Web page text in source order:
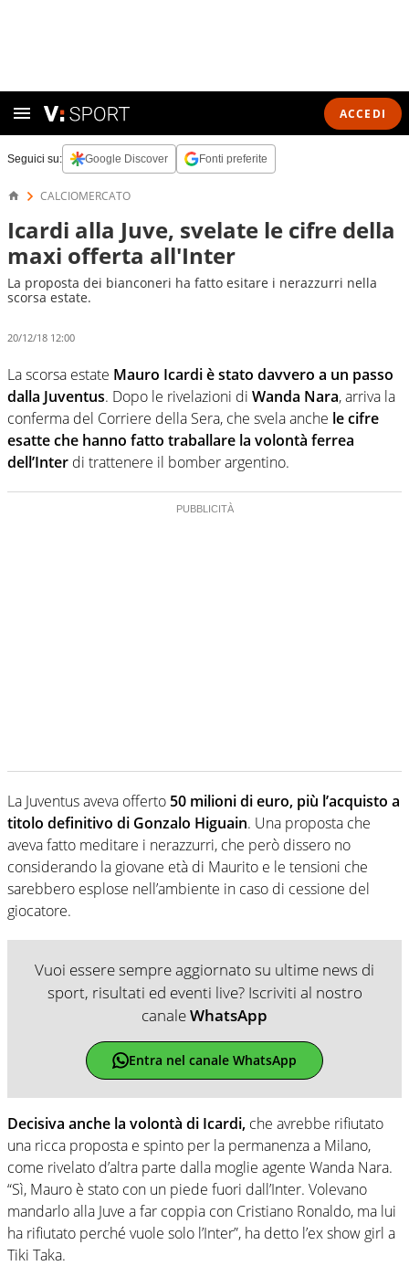
ACCEDI
Seguici su: Google Discover Fonti preferite
CALCIOMERCATO
Icardi alla Juve, svelate le cifre della
maxi offerta all'Inter
La proposta dei bianconeri ha fatto esitare i nerazzurri nella
scorsa estate.
20/12/18 12:00
La scorsa estate Mauro Icardiè stato davvero a un passo
dalla Juventus. Dopo le rivelazioni di Wanda Nara, arriva la
conferma del Corriere della Sera, che svela anche le cifre
esatte che hanno fatto traballare la volontà ferrea
dell’Inter di trattenere il bomber argentino.
La Juventus aveva offerto 50 milioni di euro, più l’acquisto a
titolo definitivo di Gonzalo Higuain. Una proposta che
aveva fatto meditare i nerazzurri, che però dissero no
considerando la giovane età di Maurito e le tensioni che
sarebbero esplose nell’ambiente in caso di cessione del
giocatore.
Vuoi essere sempre aggiornato su ultime news di
sport, risultati ed eventi live? Iscriviti al nostro
canaleWhatsApp
Entra nel canale WhatsApp
Decisiva anche la volontà di Icardi, che avrebbe rifiutato
una ricca proposta e spinto per la permanenza a Milano,
come rivelato d’altra parte dalla moglie agente Wanda Nara.
“Sì, Mauro è stato con un piede fuori dall’Inter. Volevano
mandarlo alla Juve a far coppia con Cristiano Ronaldo, ma lui
ha rifiutato perché vuole solo l’Inter”, ha detto l’ex show girl a
Tiki Taka.